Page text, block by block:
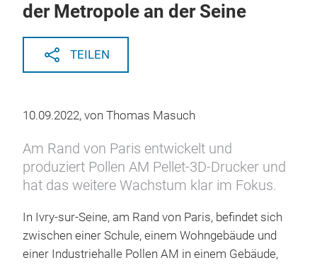
der Metropole an der Seine
TEILEN
10.09.2022, von Thomas Masuch
Am Rand von Paris entwickelt und
produziert Pollen AM Pellet-3D-Drucker und
hat das weitere Wachstum klar im Fokus.
In Ivry-sur-Seine, am Rand von Paris, befindet sich
zwischen einer Schule, einem Wohngebäude und
einer Industriehalle Pollen AM in einem Gebäude,